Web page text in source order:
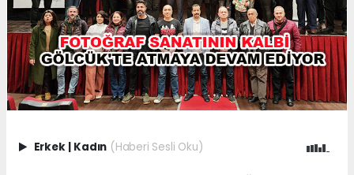
Erkek | Kadın (Haberi Sesli Oku)